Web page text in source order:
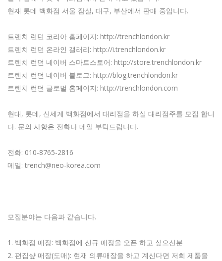
현재 롯데 백화점 서울 잠실, 대구, 부산에서 판매 중입니다.
트렌치 런던 코리아 홈페이지: http://trenchlondon.kr
트렌치 런던 온라인 갤러리: http://i.trenchlondon.kr
트렌치 런던 네이버 스마트스토어: http://store.trenchlondon.kr
트렌치 런던 네이버 블로그: http://blog.trenchlondon.kr
트렌치 런던 글로벌 홈페이지: http://trenchlondon.com
현대, 롯데, 신세계 백화점에서 대리점을 하실 대리점주를 모집 합니
다. 문의 사항은 전화나 메일 부탁드립니다.
전화: 010-8765-2816
메일: trench@neo-korea.com
모집분야는 다음과 같습니다.
​1. 백화점 매장: 백화점에 신규 매장을 오픈 하고 싶으신분
2. 편집샾 매장(도매): 현재 의류매장을 하고 계신다면 저희 제품을